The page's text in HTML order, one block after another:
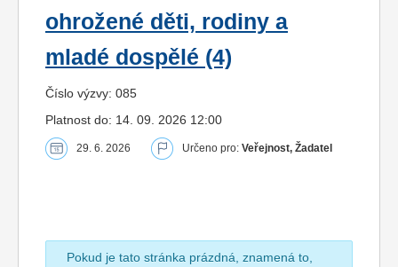
ohrožené děti, rodiny a
mladé dospělé (4)
Číslo výzvy: 085
Platnost do: 14. 09. 2026 12:00
29. 6. 2026 Určeno pro: Veřejnost, Žadatel
Pokud je tato stránka prázdná, znamená to,